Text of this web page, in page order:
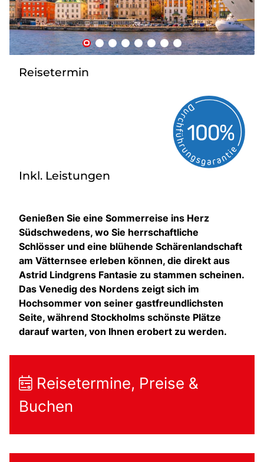
Reisetermin
Inkl. Leistungen
Genießen Sie eine Sommerreise ins Herz
Südschwedens, wo Sie herrschaftliche
Schlösser und eine blühende Schärenlandschaft
am Vätternsee erleben können, die direkt aus
Astrid Lindgrens Fantasie zu stammen scheinen.
Das Venedig des Nordens zeigt sich im
Hochsommer von seiner gastfreundlichsten
Seite, während Stockholms schönste Plätze
darauf warten, von Ihnen erobert zu werden.
Reisetermine, Preise &
Buchen